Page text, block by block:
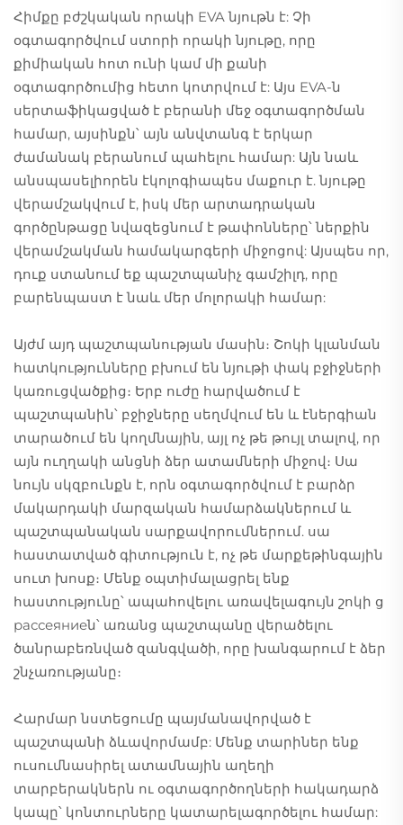
Հիմքը բժշկական որակի EVA նյութն է: Չի
օգտագործվում ստորի որակի նյութը, որը
քիմիական հոտ ունի կամ մի քանի
օգտագործումից հետո կոտրվում է: Այս EVA-ն
սերտաֆիկացված է բերանի մեջ օգտագործման
համար, այսինքն՝ այն անվտանգ է երկար
ժամանակ բերանում պահելու համար: Այն նաև
անսպասելիորեն էկոլոգիապես մաքուր է. նյութը
վերամշակվում է, իսկ մեր արտադրական
գործընթացը նվազեցնում է թափոնները՝ ներքին
վերամշակման համակարգերի միջոցով: Այսպես որ,
դուք ստանում եք պաշտպանիչ գամշիլդ, որը
բարենպաստ է նաև մեր մոլորակի համար:
Այժմ այդ պաշտպանության մասին։ Շոկի կլանման
հատկությունները բխում են նյութի փակ բջիջների
կառուցվածքից։ Երբ ուժը հարվածում է
պաշտպանին՝ բջիջները սեղմվում են և էներգիան
տարածում են կողմնային, այլ ոչ թե թույլ տալով, որ
այն ուղղակի անցնի ձեր ատամների միջով։ Սա
նույն սկզբունքն է, որն օգտագործվում է բարձր
մակարդակի մարզական համարձակներում և
պաշտպանական սարքավորումներում. սա
հաստատված գիտություն է, ոչ թե մարքեթինգային
սուտ խոսք։ Մենք օպտիմալացրել ենք
հաստությունը՝ ապահովելու առավելագույն շոկի ց
рассеяниеն՝ առանց պաշտպանը վերածելու
ծանրաբեռնված զանգվածի, որը խանգարում է ձեր
շնչառությանը։
Հարմար նստեցումը պայմանավորված է
պաշտպանի ձևավորմամբ: Մենք տարիներ ենք
ուսումնասիրել ատամնային աղեղի
տարբերակներն ու օգտագործողների հակադարձ
կապը՝ կոնտուրները կատարելագործելու համար: